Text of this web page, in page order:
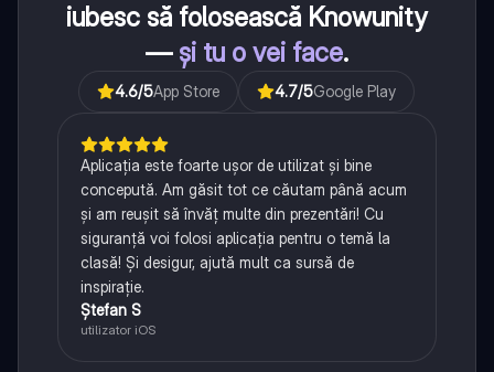
iubesc să folosească Knowunity
— și tu o vei face.
4.6/5App Store 4.7/5Google Play
Aplicația este foarte ușor de utilizat și bine
concepută. Am găsit tot ce căutam până acum
și am reușit să învăț multe din prezentări! Cu
siguranță voi folosi aplicația pentru o temă la
clasă! Și desigur, ajută mult ca sursă de
inspirație.
Ștefan S
utilizator iOS